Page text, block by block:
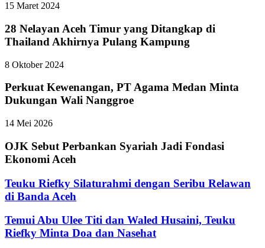
15 Maret 2024
28 Nelayan Aceh Timur yang Ditangkap di
Thailand Akhirnya Pulang Kampung
8 Oktober 2024
Perkuat Kewenangan, PT Agama Medan Minta
Dukungan Wali Nanggroe
14 Mei 2026
OJK Sebut Perbankan Syariah Jadi Fondasi
Ekonomi Aceh
Teuku Riefky Silaturahmi dengan Seribu Relawan
di Banda Aceh
Temui Abu Ulee Titi dan Waled Husaini, Teuku
Riefky Minta Doa dan Nasehat